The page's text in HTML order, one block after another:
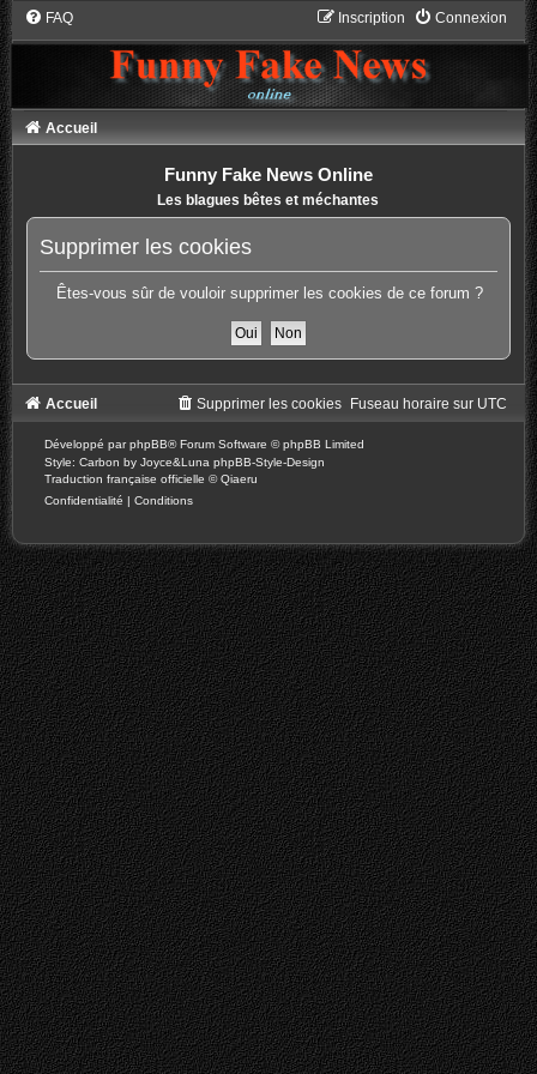
FAQ Connexion
Inscription
Accueil
Funny Fake News Online
Les blagues bêtes et méchantes
Supprimer les cookies
Êtes-vous sûr de vouloir supprimer les cookies de ce forum ?
Accueil Fuseau horaire sur UTC
Supprimer les cookies
Développé parphpBB® Forum Software © phpBB Limited
Style: Carbon by Joyce&Luna phpBB-Style-Design
Traduction française officielle ©Qiaeru
Confidentialité | Conditions